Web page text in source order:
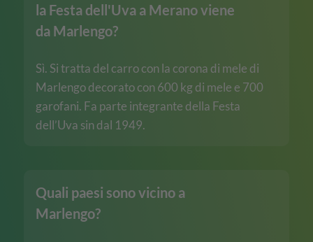
la Festa dell'Uva a Merano viene
da Marlengo?
Sì. Si tratta del carro con la corona di mele di
Marlengo decorato con 600 kg di mele e 700
garofani. Fa parte integrante della Festa
dell’Uva sin dal 1949.
Quali paesi sono vicino a
Marlengo?